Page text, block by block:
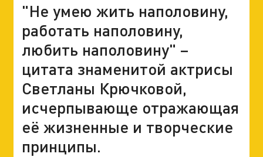
"Не умею жить наполовину,
работать наполовину,
любить наполовину" –
цитата знаменитой актрисы
Светланы Крючковой,
исчерпывающе отражающая
её жизненные и творческие
принципы.